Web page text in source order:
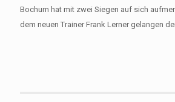
Bochum hat mit zwei Siegen auf sich
dem neuen Trainer Frank Lerner gelangen